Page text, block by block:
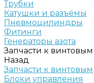
Трубки
Катушки и разъёмы
Пневмоцилиндры
Фитинги
Генераторы азота
Запчасти к винтовым
Назад
Запчасти к винтовым
Блоки управления